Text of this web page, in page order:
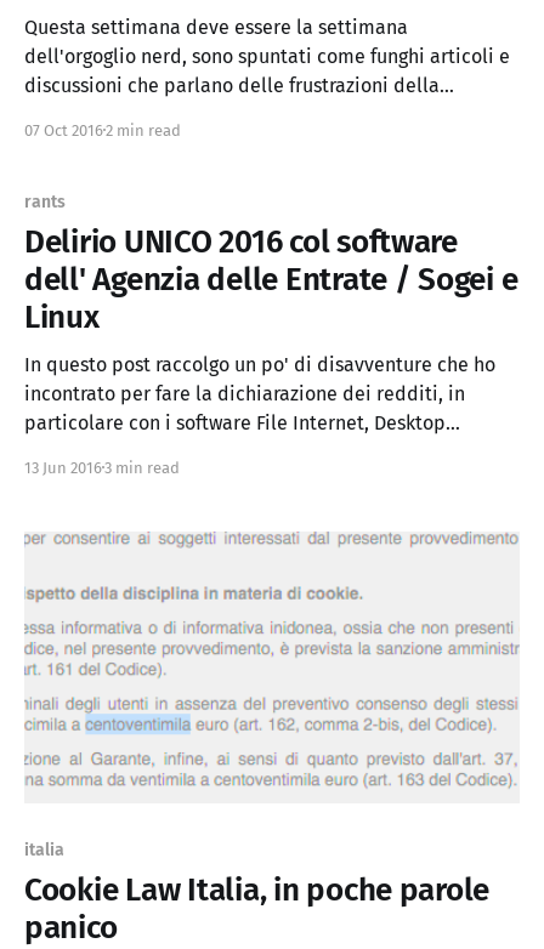
Questa settimana deve essere la settimana
dell'orgoglio nerd, sono spuntati come funghi articoli e
discussioni che parlano delle frustrazioni della
che nel mondo del lavoro. Secondo Google Trends l'
popolare
07 Oct 20162 min read
rants
Delirio UNICO 2016 col software
dell' Agenzia delle Entrate / Sogei e
Linux
In questo post raccolgo un po' di disavventure che ho
incontrato per fare la dichiarazione dei redditi, in
particolare con i software File Internet, Desktop
UNICO. Dopo aver compilato, preparato, controllato,
.dgn, alla
13 Jun 20163 min read
italia
Cookie Law Italia, in poche parole
panico